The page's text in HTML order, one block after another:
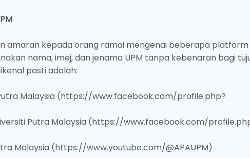
amaran kepada orang ramai mengenai beberapa platform
nama, imej, dan jenama UPM tanpa kebenaran bagi
pasti adalah:
Malaysia (https://www.facebook.com/profile.php?
Putra Malaysia (https://www.facebook.com/
Malaysia (https://www.youtube.com/@APAUPM)